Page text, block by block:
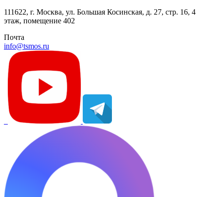
111622, г. Москва, ул. Большая Косинская, д. 27, стр. 16, 4
этаж, помещение 402
Почта
info@tsmos.ru